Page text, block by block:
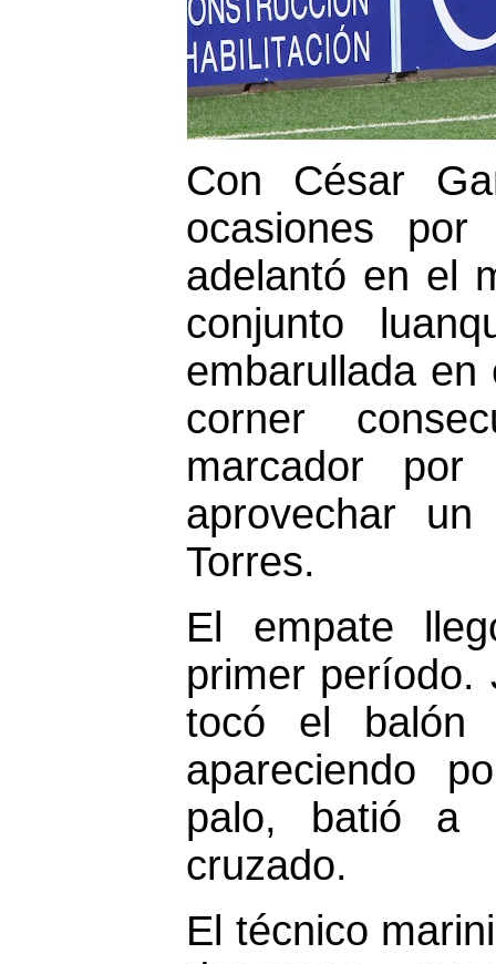
Con César
ocasiones
adelantó en el
conjunto
embarullada
corner
marcador
aprovechar
Torres.
El empate
primer período.
tocó el balón
apareciendo
palo, batió a
cruzado.
El técnico